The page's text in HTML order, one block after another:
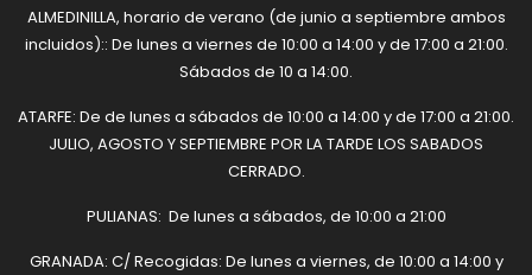
ALMEDINILLA, horario de verano (de junio a septiembre ambos
incluidos):: De lunes a viernes de 10:00 a 14:00 y de 17:00 a 21:00.
Sábados de 10 a 14:00.
ATARFE: De de lunes a sábados de 10:00 a 14:00 y de 17:00 a 21:00.
JULIO, AGOSTO Y SEPTIEMBRE POR LA TARDE LOS SABADOS
CERRADO.
PULIANAS: De lunes a sábados, de 10:00 a 21:00
GRANADA: C/ Recogidas: De lunes a viernes, de 10:00 a 14:00 y